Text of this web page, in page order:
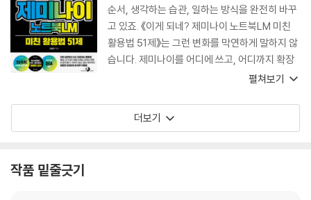
순서, 생각하는 습관, 일하는 방식을 완전히 바꾸
고 있죠. 《이게 되네? 제미나이 노트북LM 미친
활용법 51제》는 그런 변화를 막연하게 말하지 않
습니다. 제미나이를 어디에 쓰고, 어디까지 확장
할 수 있는지를 단계별로 보여주는 실천서죠. 설
고 정제해본 사람만이 줄 수 있는 내공이 느껴집
니다. AI를 ‘내 도구’로 만들고 싶은 모든 이에게
펼쳐보기
더보기
작품 밑줄긋기